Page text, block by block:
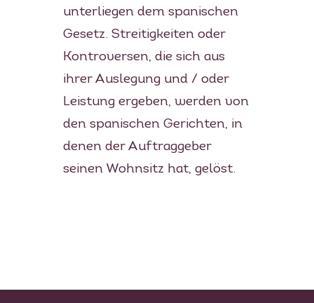
unterliegen dem spanischen
Gesetz. Streitigkeiten oder
Kontroversen, die sich aus
ihrer Auslegung und / oder
Leistung ergeben, werden von
den spanischen Gerichten, in
denen der Auftraggeber
seinen Wohnsitz hat, gelöst.